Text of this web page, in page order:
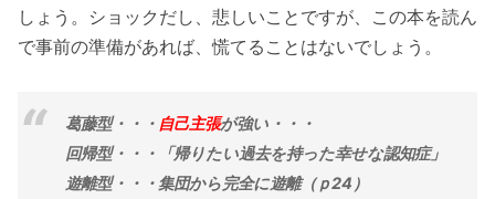
しょう。ショックだし、悲しいことですが、この本を読ん
で事前の準備があれば、慌てることはないでしょう。
葛藤型・・・ 自己主張が強い・・・
回帰型・・・「帰りたい過去を持った幸せな認知症」
遊離型・・・集団から完全に遊離（ｐ24）